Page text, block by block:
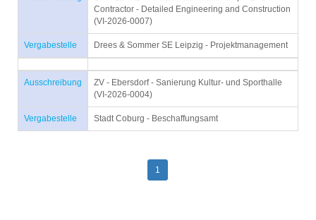
Contractor - Detailed Engineering and Construction
(VI-2026-0007)
Vergabestelle Drees & Sommer SE Leipzig - Projektmanagement
Ausschreibung
ZV - Ebersdorf - Sanierung Kultur- und Sporthalle
(VI-2026-0004)
Vergabestelle Stadt Coburg - Beschaffungsamt
1